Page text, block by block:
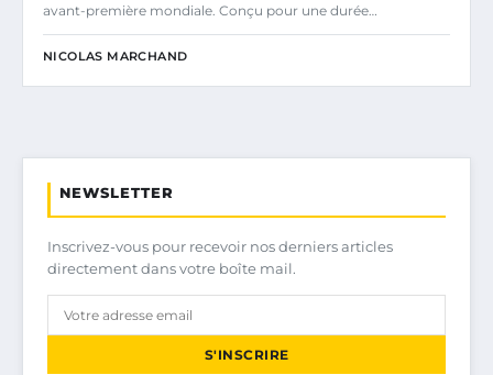
avant-première mondiale. Conçu pour une durée…
NICOLAS MARCHAND
NEWSLETTER
Inscrivez-vous pour recevoir nos derniers articles
directement dans votre boîte mail.
S'INSCRIRE